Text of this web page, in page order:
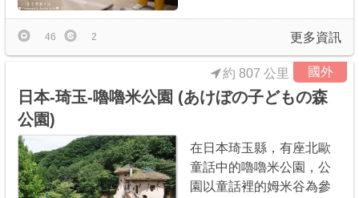
更多資訊
46 2
國外
約 807 公里
日本-琦玉-嚕嚕米公園 (あけぼの子どもの森
公園)
在日本琦玉縣，有座北歐
童話中的嚕嚕米公園，公
園以童話裡的姆米谷為參